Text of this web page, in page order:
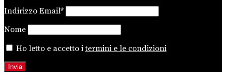
Indirizzo Email*
Nome
Ho letto e accetto itermini e le condizioni